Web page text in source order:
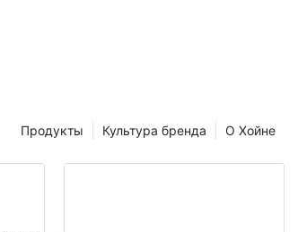
О Хойне
Культура бренда
Продукты